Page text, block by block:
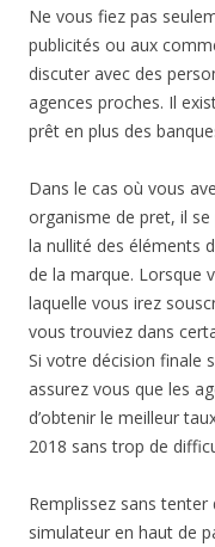
Ne vous fiez pas
publicités ou aux
discuter avec des
agences proches. Il
prêt en plus des
Dans le cas où vous
organisme de pret, il
la nullité des éléments
de la marque. Lorsque
laquelle vous irez
vous trouviez dans
Si votre décision finale
assurez vous que les
d’obtenir le meilleur
2018 sans trop de
Remplissez sans
simulateur en haut de